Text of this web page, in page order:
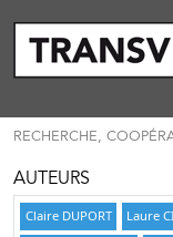
RECHERCHE,
AUTEURS
Claire DUPORT Laure